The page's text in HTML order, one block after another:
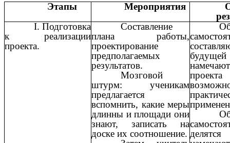
Этапы
Мероприятия
I. Подготовка
к реализации
проекта.
Составление
плана работы,
проектирование
предполагаемых
результатов.
Мозговой
штурм: ученикам
предлагается
вспомнить, какие меры
длинны и площади они
знают, записать на
доске их соотношение.